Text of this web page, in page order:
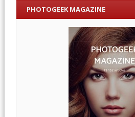
PHOTOGEEK MAGAZINE